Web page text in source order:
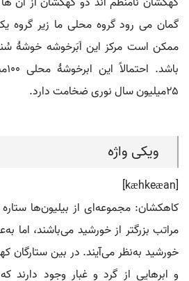
گمان می رود گروه محلی ما زیر گروه
ممکن است مرکز این اَبَرخوشه خوشۀ
۲۵میلیون سال نوری ضخامت دارد.
ویکی واژه
[kæhkeæan]
کاهکشان: مجموعه‌ای از بیلیون‌ها
مراتب بزرگتر از خورشید می‌باشند، اما
خورشید به‌نظر می‌آیند. در بین ستارگان
و ابرهایی از گرد و غبار وجود دارند